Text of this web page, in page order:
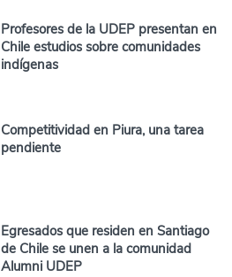
Profesores de la UDEP presentan en
Chile estudios sobre comunidades
indígenas
Competitividad en Piura, una tarea
pendiente
Egresados que residen en Santiago
de Chile se unen a la comunidad
Alumni UDEP